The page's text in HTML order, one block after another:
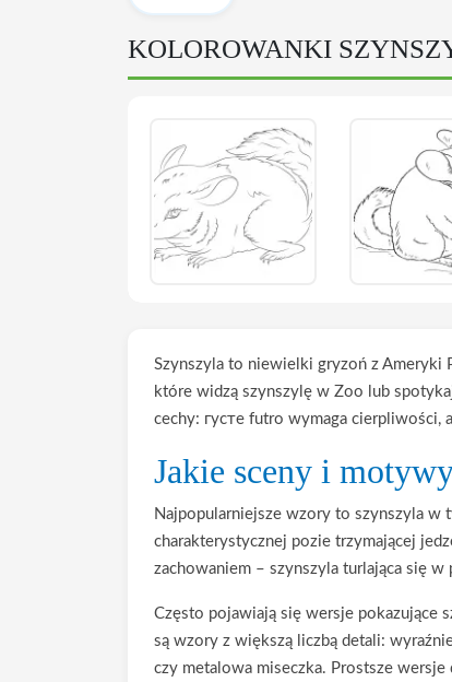
KOLOROWANKI
Szynszyla to niewielki gryzoń z Ameryki
które widzą szynszylę w Zoo lub
cechy: густe futro wymaga
Jakie sceny i
Najpopularniejsze wzory to szynszyla w
charakterystycznej pozie trzymającej
zachowaniem – szynszyla turlająca się
Często pojawiają się wersje pokazujące
są wzory z większą liczbą detali:
czy metalowa miseczka. Prostsze